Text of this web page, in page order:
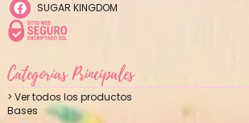
SUGAR KINGDOM
Categorías Principales
> Ver todos los productos
Bases